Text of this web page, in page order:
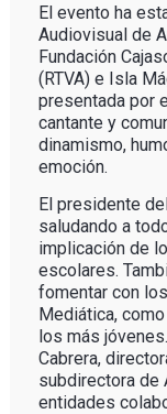
El evento ha
Audiovisual de
Fundación
(RTVA) e Isla
presentada por
cantante y
dinamismo,
emoción.
El presidente
saludando a
implicación de
escolares.
fomentar con
Mediática,
los más
Cabrera,
subdirectora de
entidades